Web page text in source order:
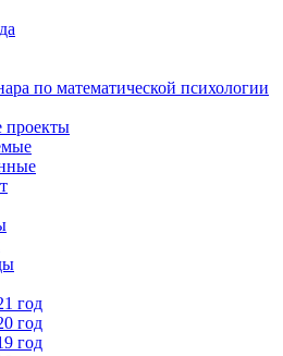
по математической психологии
проекты
год
год
год